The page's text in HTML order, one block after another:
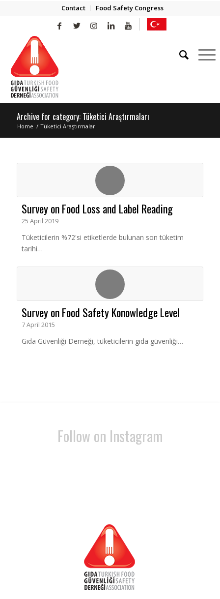
Contact Food Safety Congress
Archive for category: Tüketici Araştırmaları
Home / Tüketici Araştırmaları
Survey on Food Loss and Label Reading
25 April 2019
Tüketicilerin %72'si etiketlerde bulunan son tüketim
tarihi…
Survey on Food Safety Konowledge Level
7 April 2015
Gıda Güvenliği Derneği, tüketicilerin gıda güvenliği…
Follow on Instagram